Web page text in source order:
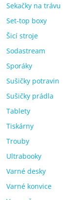
Sekačky na trávu
Set-top boxy
Šicí stroje
Sodastream
Sporáky
Sušičky potravin
Sušičky prádla
Tablety
Tiskárny
Trouby
Ultrabooky
Varné desky
Varné konvice